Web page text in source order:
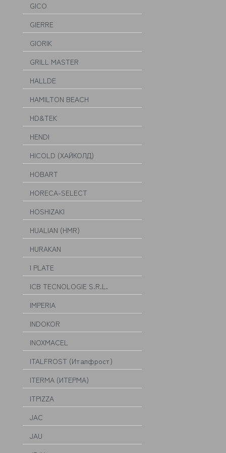
GICO
GIERRE
GIORIK
GRILL MASTER
HALLDE
HAMILTON BEACH
HD&TEK
HENDI
HICOLD (ХАЙКОЛД)
HOBART
HORECA-SELECT
HOSHIZAKI
HUALIAN (HMR)
HURAKAN
I PLATE
ICB TECNOLOGIE S.R.L.
IMPERIA
INDOKOR
INOXMACEL
ITALFROST (Италфрост)
ITERMA (ИТЕРМА)
ITPIZZA
JAC
JAU